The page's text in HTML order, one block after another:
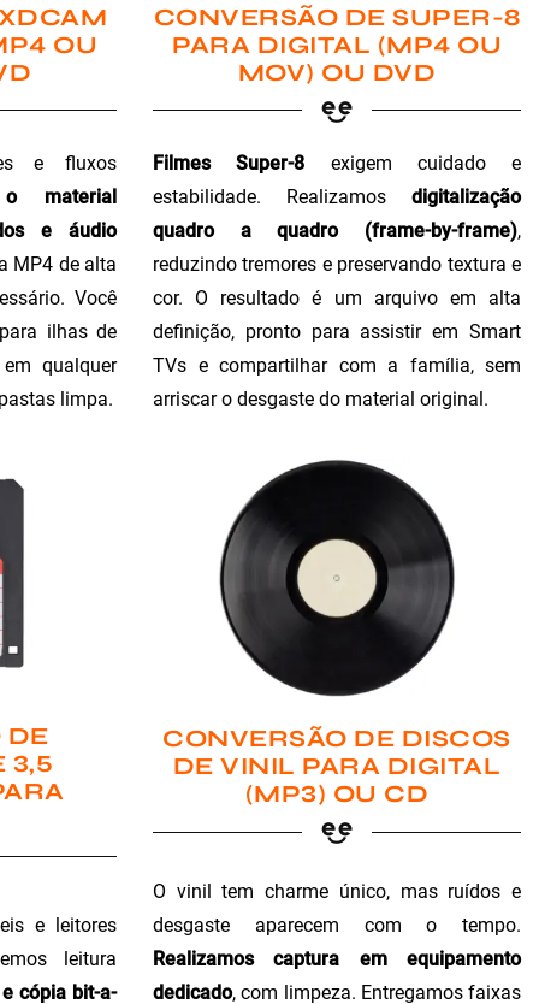
OU
e fluxos
o material
e áudio
MP4 de alta
Você
ilhas de
qualquer
limpa.
CONVERSÃO DE SUPER-8
PARA DIGITAL (MP4 OU
MOV) OU DVD
Filmes Super-8 exigem cuidado e
estabilidade. Realizamos digitalização
quadro a quadro (frame-by-frame),
reduzindo tremores e preservando textura e
cor. O resultado é um arquivo em alta
definição, pronto para assistir em Smart
TVs e compartilhar com a família, sem
arriscar o desgaste do material original.
DE
3,5
e leitores
leitura
cópia bit-a-
CONVERSÃO DE DISCOS
DE VINIL PARA DIGITAL
(MP3) OU CD
O vinil tem charme único, mas ruídos e
desgaste aparecem com o tempo.
Realizamos captura em equipamento
dedicado, com limpeza. Entregamos faixas